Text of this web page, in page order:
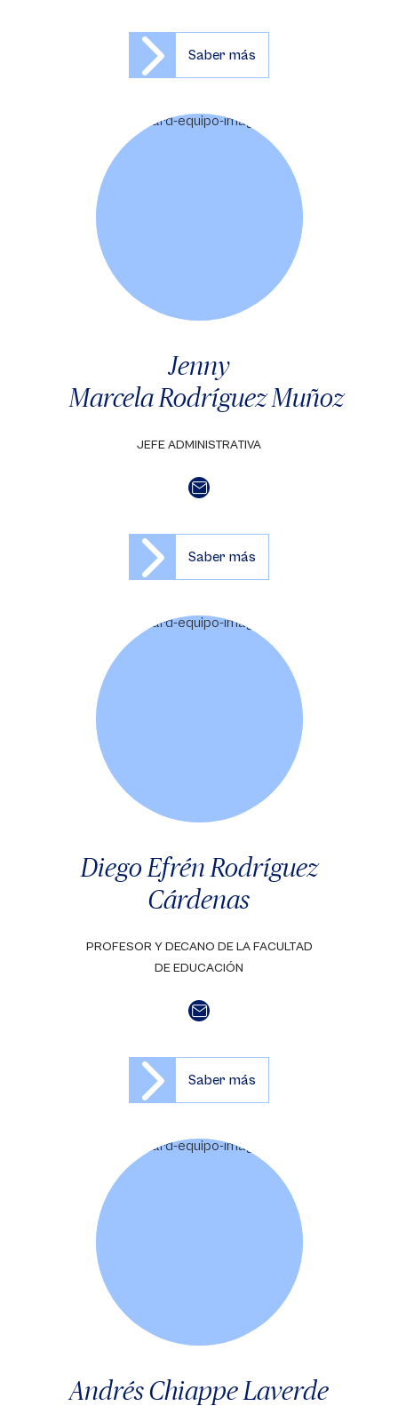
Saber más
Jenny
Marcela Rodríguez Muñoz
JEFE ADMINISTRATIVA
Saber más
Diego Efrén Rodríguez
Cárdenas
PROFESOR Y DECANO DE LA FACULTAD
DE EDUCACIÓN
Saber más
Andrés Chiappe Laverde